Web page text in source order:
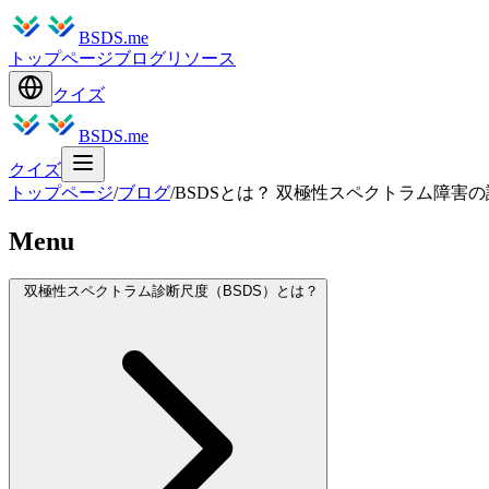
BSDS.me
トップページブログリソース
クイズ
BSDS.me
クイズ
トップページ/ブログ/BSDSとは？ 双極性スペクトラム障害
Menu
双極性スペクトラム診断尺度（BSDS）とは？